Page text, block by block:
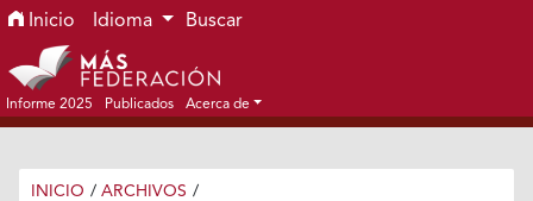
Ir al menú de navegación principal
Ir al contenido principal
Ir al pie de página del sitio
Inicio Idioma Buscar
Informe 2025 Publicados Acerca de
INICIO / ARCHIVOS /